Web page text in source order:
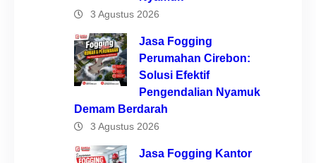
3 Agustus 2026
Jasa Fogging
Perumahan Cirebon:
Solusi Efektif
Pengendalian Nyamuk
Demam Berdarah
3 Agustus 2026
Jasa Fogging Kantor